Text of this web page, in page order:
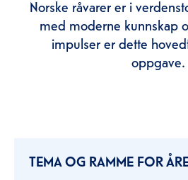
Norske råvarer er i
med moderne kunnskap
impulser er dette
oppgave.
TEMA OG RAMME FOR